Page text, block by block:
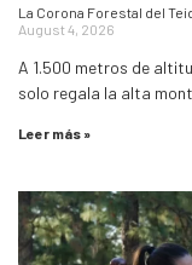
La Corona Forestal del
August 4, 2026
A 1.500 metros de
solo regala la alta
Leer más »